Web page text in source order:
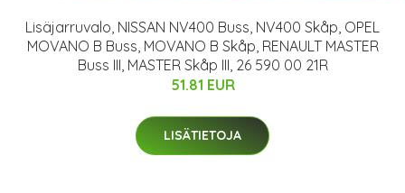
Lisäjarruvalo, NISSAN NV400 Buss, NV400 Skåp, OPEL
MOVANO B Buss, MOVANO B Skåp, RENAULT MASTER
Buss III, MASTER Skåp III, 26 590 00 21R
51.81 EUR
LISÄTIETOJA